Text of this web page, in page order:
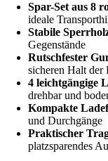
Spar-Set aus 8
ideale
Stabile
Gegenstände
Rutschfester
sicheren Halt der
4 leichtgängige
drehbar und
Kompakte
und Durchgänge
Praktischer
platzsparendes